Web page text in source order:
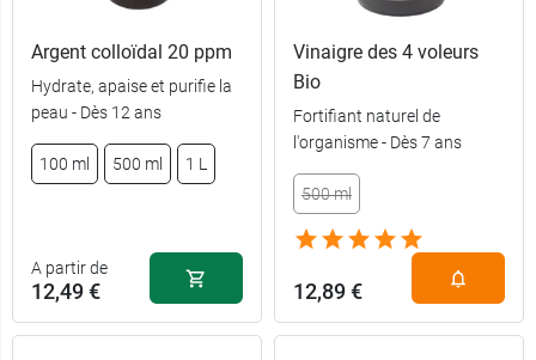
Argent colloïdal 20 ppm
Hydrate, apaise et purifie la
peau - Dès 12 ans
100 ml 500 ml 1 L
A partir de
12,49 €
Vinaigre des 4 voleurs
Bio
Fortifiant naturel de
l'organisme - Dès 7 ans
500 ml
12,89 €